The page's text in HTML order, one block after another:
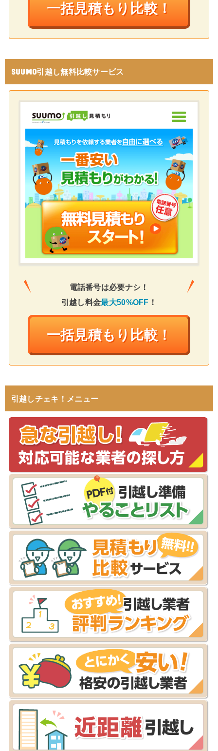
一括見積もり比較！
SUUMO引越し無料比較サービス
電話番号は必要ナシ！
引越し料金最大50%OFF ！
一括見積もり比較！
引越しチェキ！メニュー